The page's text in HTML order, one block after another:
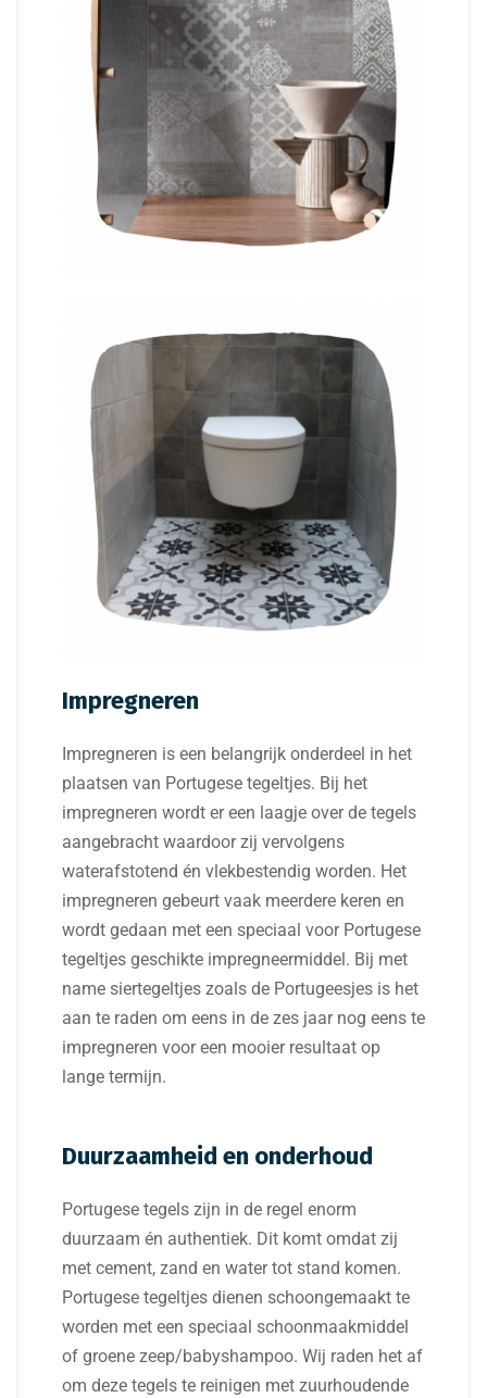
Impregneren
Impregneren is een belangrijk onderdeel in het
plaatsen van Portugese tegeltjes. Bij het
impregneren wordt er een laagje over de tegels
aangebracht waardoor zij vervolgens
waterafstotend én vlekbestendig worden. Het
impregneren gebeurt vaak meerdere keren en
wordt gedaan met een speciaal voor Portugese
tegeltjes geschikte impregneermiddel. Bij met
name siertegeltjes zoals de Portugeesjes is het
aan te raden om eens in de zes jaar nog eens te
impregneren voor een mooier resultaat op
lange termijn.
Duurzaamheid en onderhoud
Portugese tegels zijn in de regel enorm
duurzaam én authentiek. Dit komt omdat zij
met cement, zand en water tot stand komen.
Portugese tegeltjes dienen schoongemaakt te
worden met een speciaal schoonmaakmiddel
of groene zeep/babyshampoo. Wij raden het af
om deze tegels te reinigen met zuurhoudende